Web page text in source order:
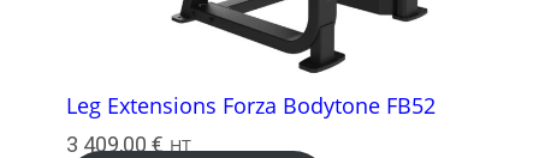
Leg Extensions Forza Bodytone FB52
3 409,00 € HT